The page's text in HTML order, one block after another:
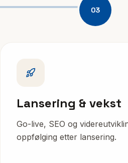
03
Lansering & vekst
Go-live, SEO og
oppfølging etter lansering.